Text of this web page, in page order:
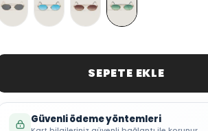
SEPETE EKLE
Güvenli ödeme yöntemleri